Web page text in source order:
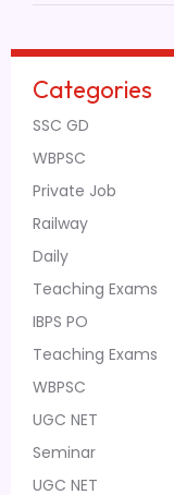
Categories
SSC GD
WBPSC
Private Job
Railway
Daily
Teaching Exams
IBPS PO
Teaching Exams
WBPSC
UGC NET
Seminar
UGC NET